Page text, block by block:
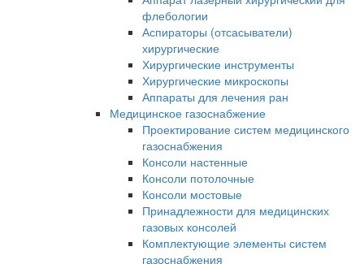
флебологии
Аспираторы (отсасыватели)
хирургические
Хирургические инструменты
Хирургические микроскопы
Аппараты для лечения ран
Медицинское газоснабжение
Проектирование систем медицинского
газоснабжения
Консоли настенные
Консоли потолочные
Консоли мостовые
Принадлежности для медицинских
газовых консолей
Комплектующие элементы систем
газоснабжения